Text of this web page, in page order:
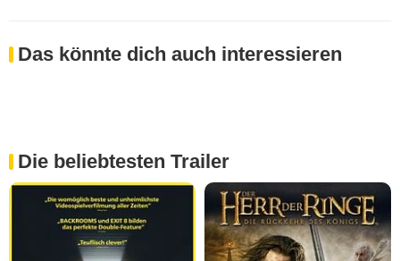
Das könnte dich auch interessieren
Die beliebtesten Trailer